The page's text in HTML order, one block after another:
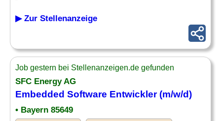
▶ Zur Stellenanzeige
Job gestern bei Stellenanzeigen.de gefunden
SFC Energy AG
Embedded Software Entwickler (m/w/d)
• Bayern 85649